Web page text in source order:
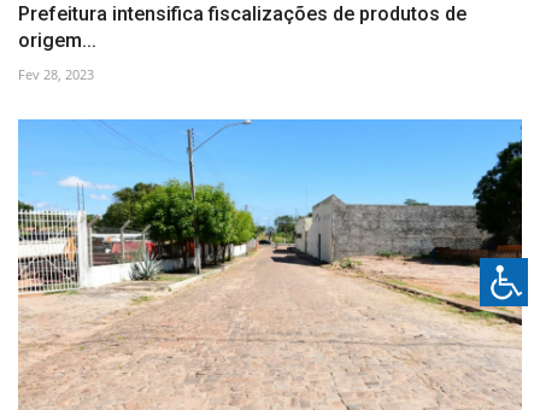
Prefeitura intensifica fiscalizações de produtos de
origem...
Fev 28, 2023